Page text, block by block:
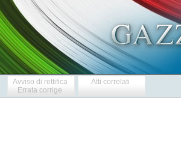
Avviso di rettifica
Errata corrige
Atti correlati